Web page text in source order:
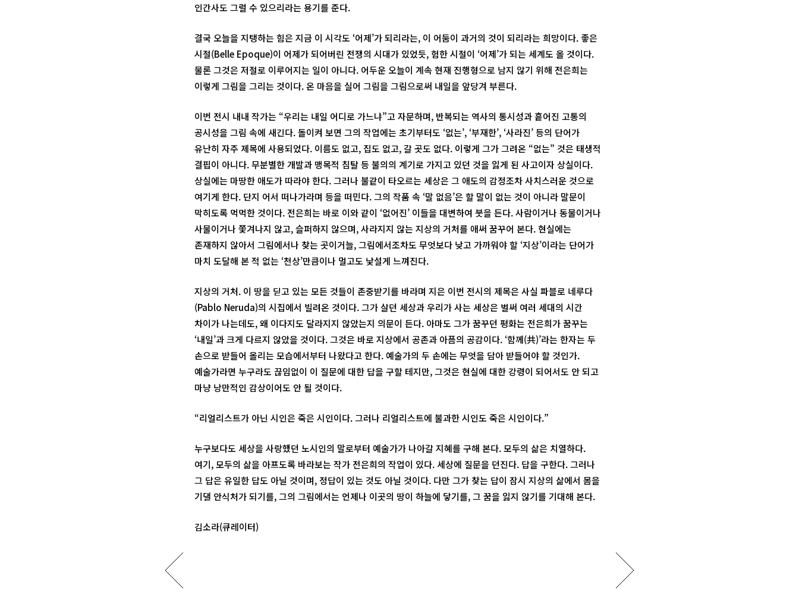
인간사도 그럴 수 있으리라는 용기를 준다.
결국 오늘을 지탱하는 힘은 지금 이 시각도 ‘어제’가 되리라는, 이 어둠이 과거의 것이 되리라는 희망이다. 좋은
시절(Belle Epoque)이 어제가 되어버린 전쟁의 시대가 있었듯, 험한 시절이 ‘어제’가 되는 세계도 올 것이다.
물론 그것은 저절로 이루어지는 일이 아니다. 어두운 오늘이 계속 현재 진행형으로 남지 않기 위해 전은희는
이렇게 그림을 그리는 것이다. 온 마음을 실어 그림을 그림으로써 내일을 앞당겨 부른다.
이번 전시 내내 작가는 “우리는 내일 어디로 가느냐”고 자문하며, 반복되는 역사의 통시성과 흩어진 고통의
공시성을 그림 속에 새긴다. 돌이켜 보면 그의 작업에는 초기부터도 ‘없는’, ‘부재한’, ‘사라진’ 등의 단어가
유난히 자주 제목에 사용되었다. 이름도 없고, 집도 없고, 갈 곳도 없다. 이렇게 그가 그려온 “없는” 것은 태생적
결핍이 아니다. 무분별한 개발과 맹목적 침탈 등 불의의 계기로 가지고 있던 것을 잃게 된 사고이자 상실이다.
상실에는 마땅한 애도가 따라야 한다. 그러나 불같이 타오르는 세상은 그 애도의 감정조차 사치스러운 것으로
여기게 한다. 단지 어서 떠나가라며 등을 떠민다. 그의 작품 속 ‘말 없음’은 할 말이 없는 것이 아니라 말문이
막히도록 먹먹한 것이다. 전은희는 바로 이와 같이 ‘없어진’ 이들을 대변하여 붓을 든다. 사람이거나 동물이거나
사물이거나 쫓겨나지 않고, 슬퍼하지 않으며, 사라지지 않는 지상의 거처를 애써 꿈꾸어 본다. 현실에는
존재하지 않아서 그림에서나 찾는 곳이거늘, 그림에서조차도 무엇보다 낮고 가까워야 할 ‘지상’이라는 단어가
마치 도달해 본 적 없는 ‘천상’만큼이나 멀고도 낯설게 느껴진다.
지상의 거처. 이 땅을 딛고 있는 모든 것들이 존중받기를 바라며 지은 이번 전시의 제목은 사실 파블로 네루다
(Pablo Neruda)의 시집에서 빌려온 것이다. 그가 살던 세상과 우리가 사는 세상은 벌써 여러 세대의 시간
차이가 나는데도, 왜 이다지도 달라지지 않았는지 의문이 든다. 아마도 그가 꿈꾸던 평화는 전은희가 꿈꾸는
‘내일’과 크게 다르지 않았을 것이다. 그것은 바로 지상에서 공존과 아픔의 공감이다. ‘함께(共)’라는 한자는 두
손으로 받들어 올리는 모습에서부터 나왔다고 한다. 예술가의 두 손에는 무엇을 담아 받들어야 할 것인가.
예술가라면 누구라도 끊임없이 이 질문에 대한 답을 구할 테지만, 그것은 현실에 대한 강령이 되어서도 안 되고
마냥 낭만적인 감상이어도 안 될 것이다.
“리얼리스트가 아닌 시인은 죽은 시인이다. 그러나 리얼리스트에 불과한 시인도 죽은 시인이다.”
누구보다도 세상을 사랑했던 노시인의 말로부터 예술가가 나아갈 지혜를 구해 본다. 모두의 삶은 치열하다.
여기, 모두의 삶을 아프도록 바라보는 작가 전은희의 작업이 있다. 세상에 질문을 던진다. 답을 구한다. 그러나
그 답은 유일한 답도 아닐 것이며, 정답이 있는 것도 아닐 것이다. 다만 그가 찾는 답이 잠시 지상의 삶에서 몸을
기댈 안식처가 되기를, 그의 그림에서는 언제나 이곳의 땅이 하늘에 닿기를, 그 꿈을 잃지 않기를 기대해 본다.
김소라(큐레이터)